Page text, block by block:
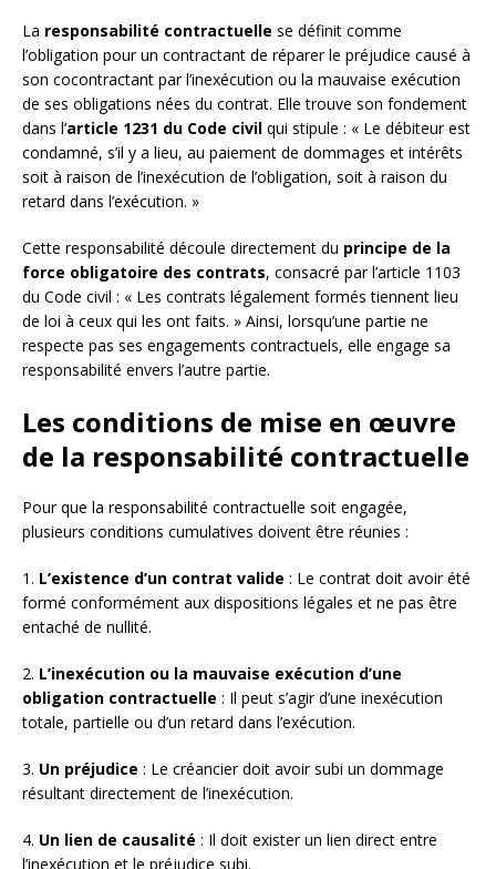
La responsabilité contractuelle se définit comme
l’obligation pour un contractant de réparer le préjudice causé à
son cocontractant par l’inexécution ou la mauvaise exécution
de ses obligations nées du contrat. Elle trouve son fondement
dans l’article 1231 du Code civil qui stipule : « Le débiteur est
condamné, s’il y a lieu, au paiement de dommages et intérêts
soit à raison de l’inexécution de l’obligation, soit à raison du
retard dans l’exécution. »
Cette responsabilité découle directement du principe de la
force obligatoire des contrats, consacré par l’article 1103
du Code civil : « Les contrats légalement formés tiennent lieu
de loi à ceux qui les ont faits. » Ainsi, lorsqu’une partie ne
respecte pas ses engagements contractuels, elle engage sa
responsabilité envers l’autre partie.
Les conditions de mise en œuvre
de la responsabilité contractuelle
Pour que la responsabilité contractuelle soit engagée,
plusieurs conditions cumulatives doivent être réunies :
1. L’existence d’un contrat valide : Le contrat doit avoir été
formé conformément aux dispositions légales et ne pas être
entaché de nullité.
2. L’inexécution ou la mauvaise exécution d’une
obligation contractuelle : Il peut s’agir d’une inexécution
totale, partielle ou d’un retard dans l’exécution.
3. Un préjudice : Le créancier doit avoir subi un dommage
résultant directement de l’inexécution.
4. Un lien de causalité : Il doit exister un lien direct entre
l’inexécution et le préjudice subi.